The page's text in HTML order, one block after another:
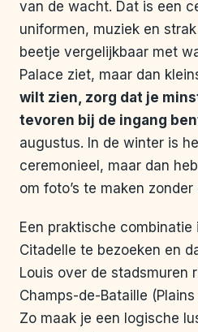
van de wacht. Dat is een
uniformen, muziek en
beetje vergelijkbaar met
Palace ziet, maar dan
wilt zien, zorg dat je
tevoren bij de ingang
augustus. In de winter is
ceremonieel, maar dan
om foto’s te maken zonder
Een praktische combinatie
Citadelle te bezoeken en
Louis over de stadsmuren
Champs-de-Bataille
Zo maak je een logische